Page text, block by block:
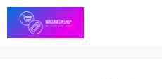
Skip
to
content